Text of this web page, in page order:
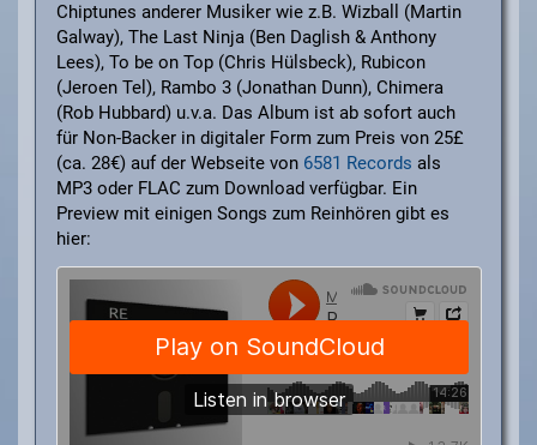
Chiptunes anderer Musiker wie z.B. Wizball (Martin
Galway), The Last Ninja (Ben Daglish & Anthony
Lees), To be on Top (Chris Hülsbeck), Rubicon
(Jeroen Tel), Rambo 3 (Jonathan Dunn), Chimera
(Rob Hubbard) u.v.a. Das Album ist ab sofort auch
für Non-Backer in digitaler Form zum Preis von 25£
(ca. 28€) auf der Webseite von 6581 Records als
MP3 oder FLAC zum Download verfügbar. Ein
Preview mit einigen Songs zum Reinhören gibt es
hier: